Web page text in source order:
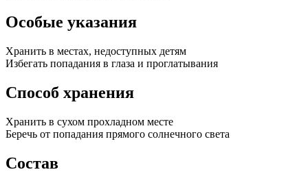
Особые указания
Хранить в местах, недоступных детям
Избегать попадания в глаза и проглатывания
Способ хранения
Хранить в сухом прохладном месте
Беречь от попадания прямого солнечного света
Состав